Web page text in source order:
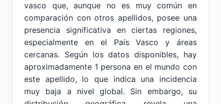
vasco que, aunque no es muy común en
comparación con otros apellidos, posee una
presencia significativa en ciertas regiones,
especialmente en el País Vasco y áreas
cercanas. Según los datos disponibles, hay
aproximadamente 1 persona en el mundo con
este apellido, lo que indica una incidencia
muy baja a nivel global. Sin embargo, su